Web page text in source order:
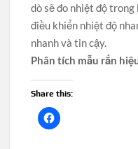
dò sẽ đo nhiệt độ
điều khiển nhiệt độ
nhanh và tin cậy.
Phân tích mẫu rắn
Share this: